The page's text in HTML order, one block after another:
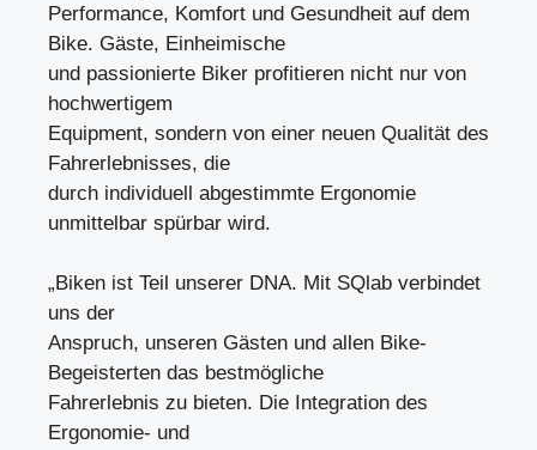
Performance, Komfort und Gesundheit auf dem
Bike. Gäste, Einheimische
und passionierte Biker profitieren nicht nur von
hochwertigem
Equipment, sondern von einer neuen Qualität des
Fahrerlebnisses, die
durch individuell abgestimmte Ergonomie
unmittelbar spürbar wird.
„Biken ist Teil unserer DNA. Mit SQlab verbindet
uns der
Anspruch, unseren Gästen und allen Bike-
Begeisterten das bestmögliche
Fahrerlebnis zu bieten. Die Integration des
Ergonomie- und